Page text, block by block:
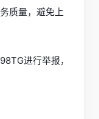
质量，避免上
进行举报，